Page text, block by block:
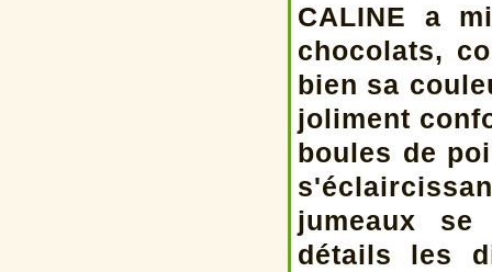
CALINE a
chocolats,
bien sa
joliment
boules de
jumeaux se
détails les